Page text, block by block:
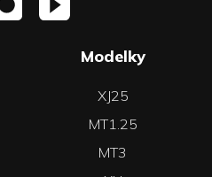
Modelky
XJ25
MT1.25
MT3